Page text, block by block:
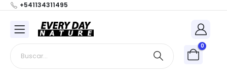
+541134311495
0